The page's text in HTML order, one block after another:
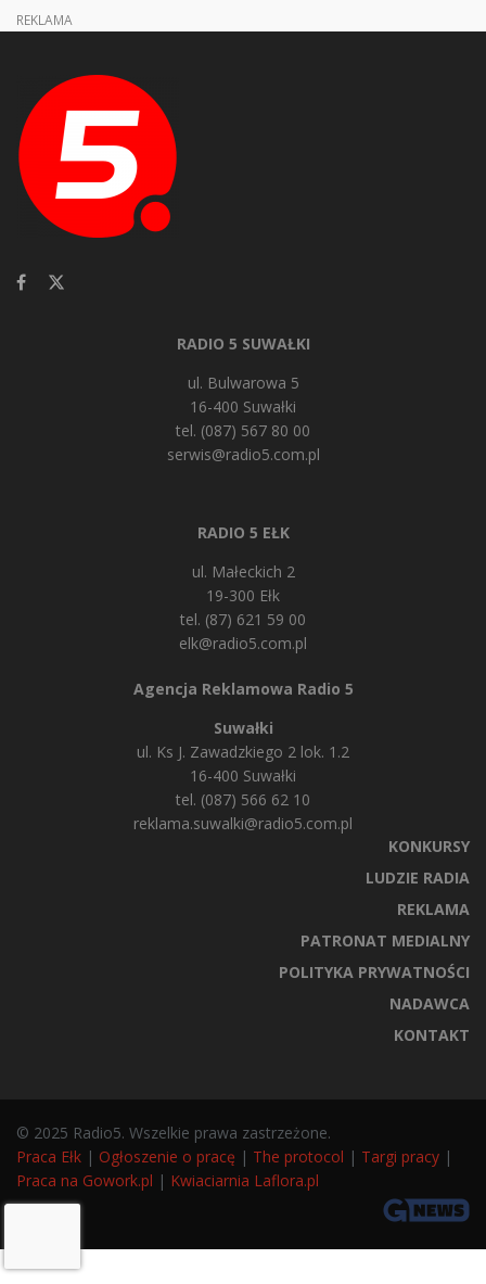
REKLAMA
RADIO 5 SUWAŁKI
ul. Bulwarowa 5
16-400 Suwałki
tel. (087) 567 80 00
serwis@radio5.com.pl
RADIO 5 EŁK
ul. Małeckich 2
19-300 Ełk
tel. (87) 621 59 00
elk@radio5.com.pl
Agencja Reklamowa Radio 5
Suwałki
ul. Ks J. Zawadzkiego 2 lok. 1.2
16-400 Suwałki
tel. (087) 566 62 10
reklama.suwalki@radio5.com.pl
KONKURSY
LUDZIE RADIA
REKLAMA
PATRONAT MEDIALNY
POLITYKA PRYWATNOŚCI
NADAWCA
KONTAKT
© 2025 Radio5. Wszelkie prawa zastrzeżone.
Praca Ełk | Ogłoszenie o pracę | The protocol | Targi pracy |
Praca na Gowork.pl | Kwiaciarnia Laflora.pl